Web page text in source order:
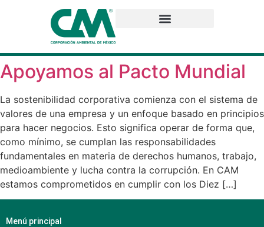
Apoyamos al Pacto Mundial
La sostenibilidad corporativa comienza con el sistema de
valores de una empresa y un enfoque basado en principios
para hacer negocios. Esto significa operar de forma que,
como mínimo, se cumplan las responsabilidades
fundamentales en materia de derechos humanos, trabajo,
medioambiente y lucha contra la corrupción. En CAM
estamos comprometidos en cumplir con los Diez […]
Menú principal